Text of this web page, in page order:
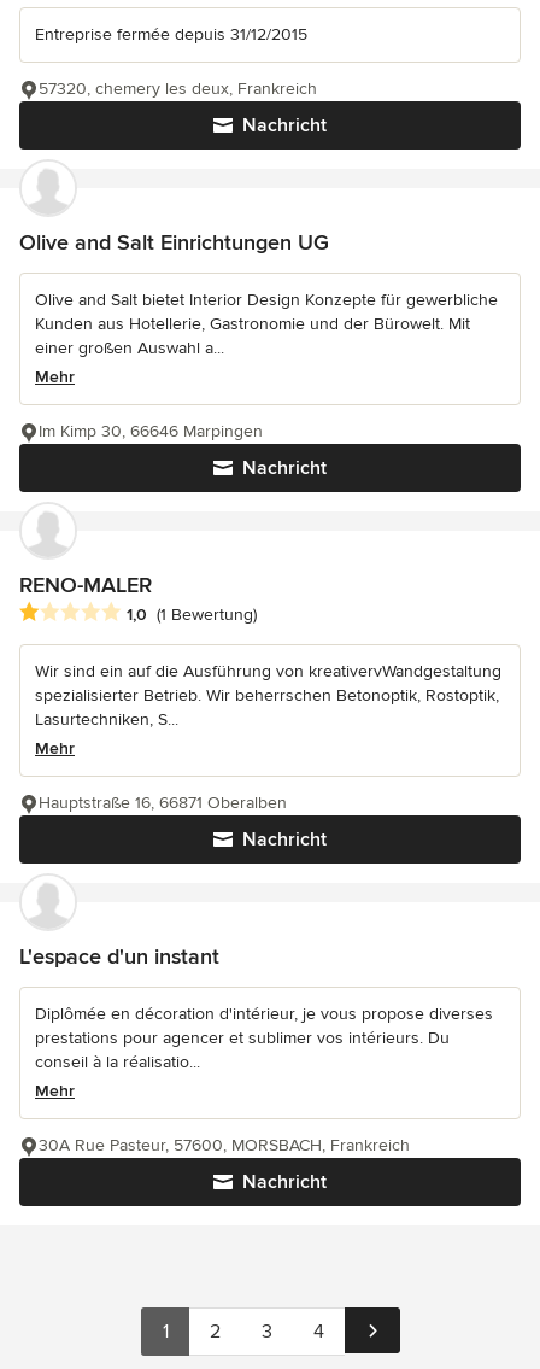
Entreprise fermée depuis 31/12/2015
Nachricht
57320, chemery les deux, Frankreich
Olive and Salt Einrichtungen UG
Olive and Salt bietet Interior Design Konzepte für gewerbliche
Kunden aus Hotellerie, Gastronomie und der Bürowelt. Mit
einer großen Auswahl a...
Mehr
Nachricht
Im Kimp 30, 66646 Marpingen
RENO-MALER
Durchschnittliche Bewertung: 1 von 5 Sternen
1,0 (1 Bewertung)
Wir sind ein auf die Ausführung von kreativervWandgestaltung
spezialisierter Betrieb. Wir beherrschen Betonoptik, Rostoptik,
Lasurtechniken, S...
Mehr
Nachricht
Hauptstraße 16, 66871 Oberalben
L'espace d'un instant
Diplômée en décoration d'intérieur, je vous propose diverses
prestations pour agencer et sublimer vos intérieurs. Du
conseil à la réalisatio...
Mehr
Nachricht
30A Rue Pasteur, 57600, MORSBACH, Frankreich
1 2 3 4